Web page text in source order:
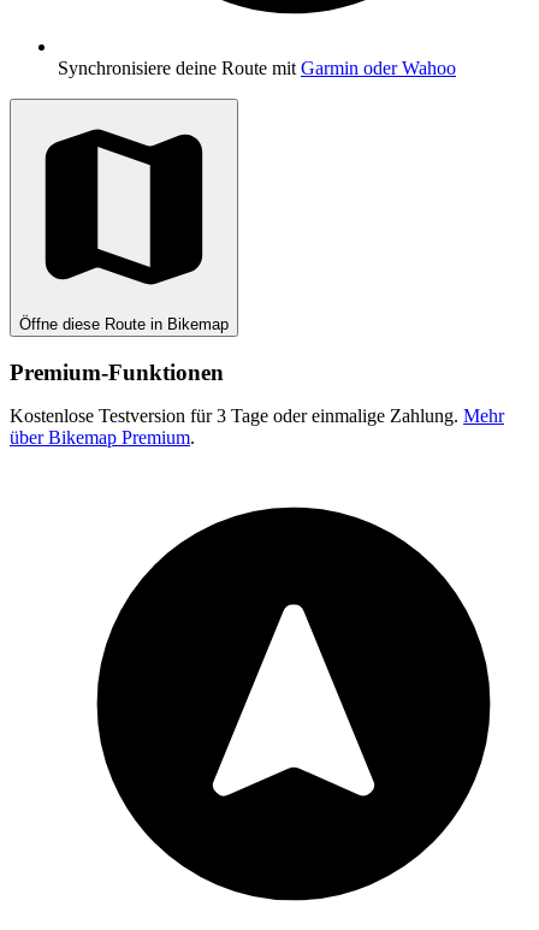
Synchronisiere deine Route mit Garmin oder Wahoo
Öffne diese Route in Bikemap
Premium-Funktionen
Kostenlose Testversion für 3 Tage oder einmalige Zahlung. Mehr
über Bikemap Premium.